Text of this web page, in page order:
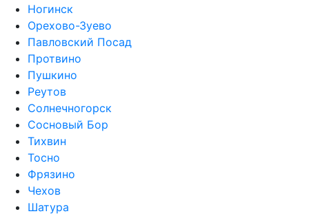
Ногинск
Орехово-Зуево
Павловский Посад
Протвино
Пушкино
Реутов
Солнечногорск
Сосновый Бор
Тихвин
Тосно
Фрязино
Чехов
Шатура